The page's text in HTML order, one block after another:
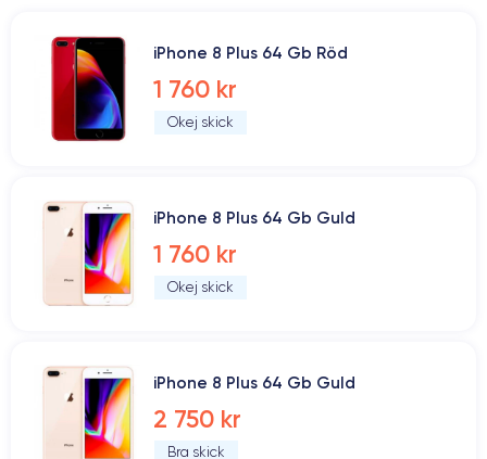
iPhone 8 Plus 64 Gb Röd
1 760 kr
Okej skick
iPhone 8 Plus 64 Gb Guld
1 760 kr
Okej skick
iPhone 8 Plus 64 Gb Guld
2 750 kr
Bra skick